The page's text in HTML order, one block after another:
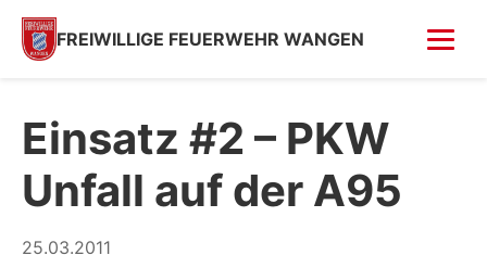
FREIWILLIGE FEUERWEHR WANGEN
Tag der offenen Tür
Fahrzeugsegnung 2026
Einsatz #2 – PKW
Unfall auf der A95
25.03.2011